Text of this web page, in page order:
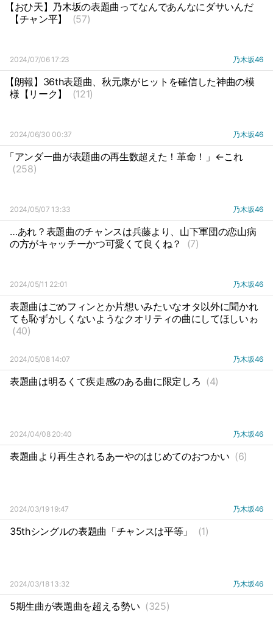
【おひ天】乃木坂の表題曲ってなんであんなにダサいんだ
【チャン平】
(57)
2024/07/06 17:23 乃木坂46
【朗報】36th表題曲、秋元康がヒットを確信した神曲の模
様【リーク】
(121)
2024/06/30 00:37 乃木坂46
「アンダー曲が表題曲の再生数超えた！革命！」←これ
(258)
2024/05/07 13:33 乃木坂46
…あれ？表題曲のチャンスは兵藤より、山下軍団の恋山病
の方がキャッチーかつ可愛くて良くね？
(7)
2024/05/11 22:01 乃木坂46
表題曲はごめフィンとか片想いみたいなオタ以外に聞かれ
ても恥ずかしくないようなクオリティの曲にしてほしいゎ
(40)
2024/05/08 14:07 乃木坂46
表題曲は明るくて疾走感のある曲に限定しろ (4)
2024/04/08 20:40 乃木坂46
表題曲より再生されるあーやのはじめてのおつかい (6)
2024/03/19 19:47 乃木坂46
35thシングルの表題曲「チャンスは平等」 (1)
2024/03/18 13:32 乃木坂46
5期生曲が表題曲を超える勢い (325)